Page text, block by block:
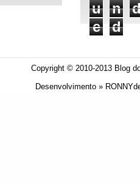
u n
e
d
Copyright © 2010-2013 Blog
Desenvolvimento »